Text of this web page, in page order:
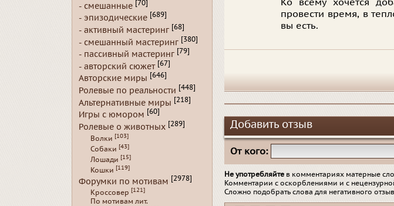
Ко всему хочется
провести время, в
вы есть.
Добавить отзыв
От кого:
Не употребляйте в комментариях матерные
Комментарии с оскорблениями и с
Сложно подобрать слова для негативного
- смешанные [70]
- эпизодические [689]
- активный мастеринг [68]
- смешанный мастеринг [380]
- пассивный мастеринг [79]
- авторский сюжет [67]
Авторские миры [646]
Ролевые по реальности [448]
Альтернативные миры [218]
Игры с юмором [60]
Ролевые о животных [289]
Волки [103]
Собаки [43]
Лошади [15]
Кошки [119]
Форумки по мотивам [2978]
Кроссовер [121]
По мотивам лит.